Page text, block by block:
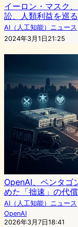
イーロン・マスク
訟、人類利益を巡
AI（人工知能）ニュース
2024年3月1日21:25
OpenAI、ペンタ
めた「拙速」の代償
AI（人工知能）ニュース
OpenAI
2026年3月7日18:41